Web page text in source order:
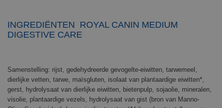
INGREDIËNTEN ROYAL CANIN MEDIUM
DIGESTIVE CARE
Samenstelling: rijst, gedehydreerde gevogelte-eiwitten, tarwemeel,
dierlijke vetten, tarwe, maïsgluten, isolaat van plantaardige eiwitten*,
gerst, hydrolysaat van dierlijke eiwitten, bietenpulp, sojaolie, mineralen,
visolie, plantaardige vezels, hydrolysaat van gist (bron van Manno-